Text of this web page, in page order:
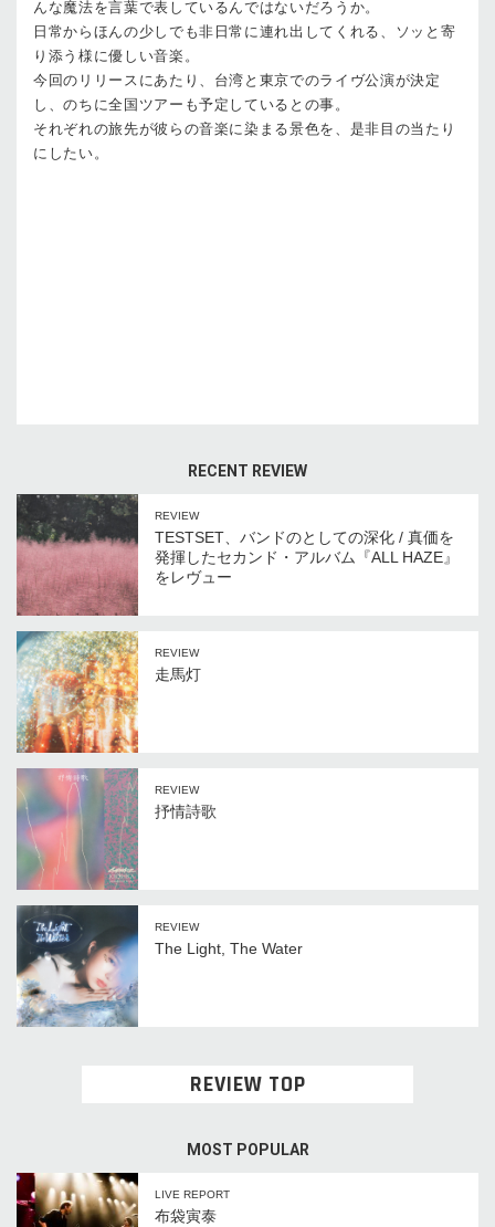
んな魔法を言葉で表しているんではないだろうか。
日常からほんの少しでも非日常に連れ出してくれる、ソッと寄
り添う様に優しい音楽。
今回のリリースにあたり、台湾と東京でのライヴ公演が決定
し、のちに全国ツアーも予定しているとの事。
それぞれの旅先が彼らの音楽に染まる景色を、是非目の当たり
にしたい。
RECENT REVIEW
REVIEW
TESTSET、バンドのとしての深化 / 真価を
発揮したセカンド・アルバム『ALL HAZE』
をレヴュー
REVIEW
走馬灯
REVIEW
抒情詩歌
REVIEW
The Light, The Water
REVIEW TOP
MOST POPULAR
LIVE REPORT
布袋寅泰